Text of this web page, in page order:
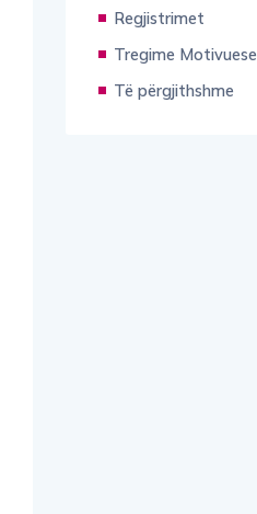
Regjistrimet
Tregime Motivuese
Të përgjithshme